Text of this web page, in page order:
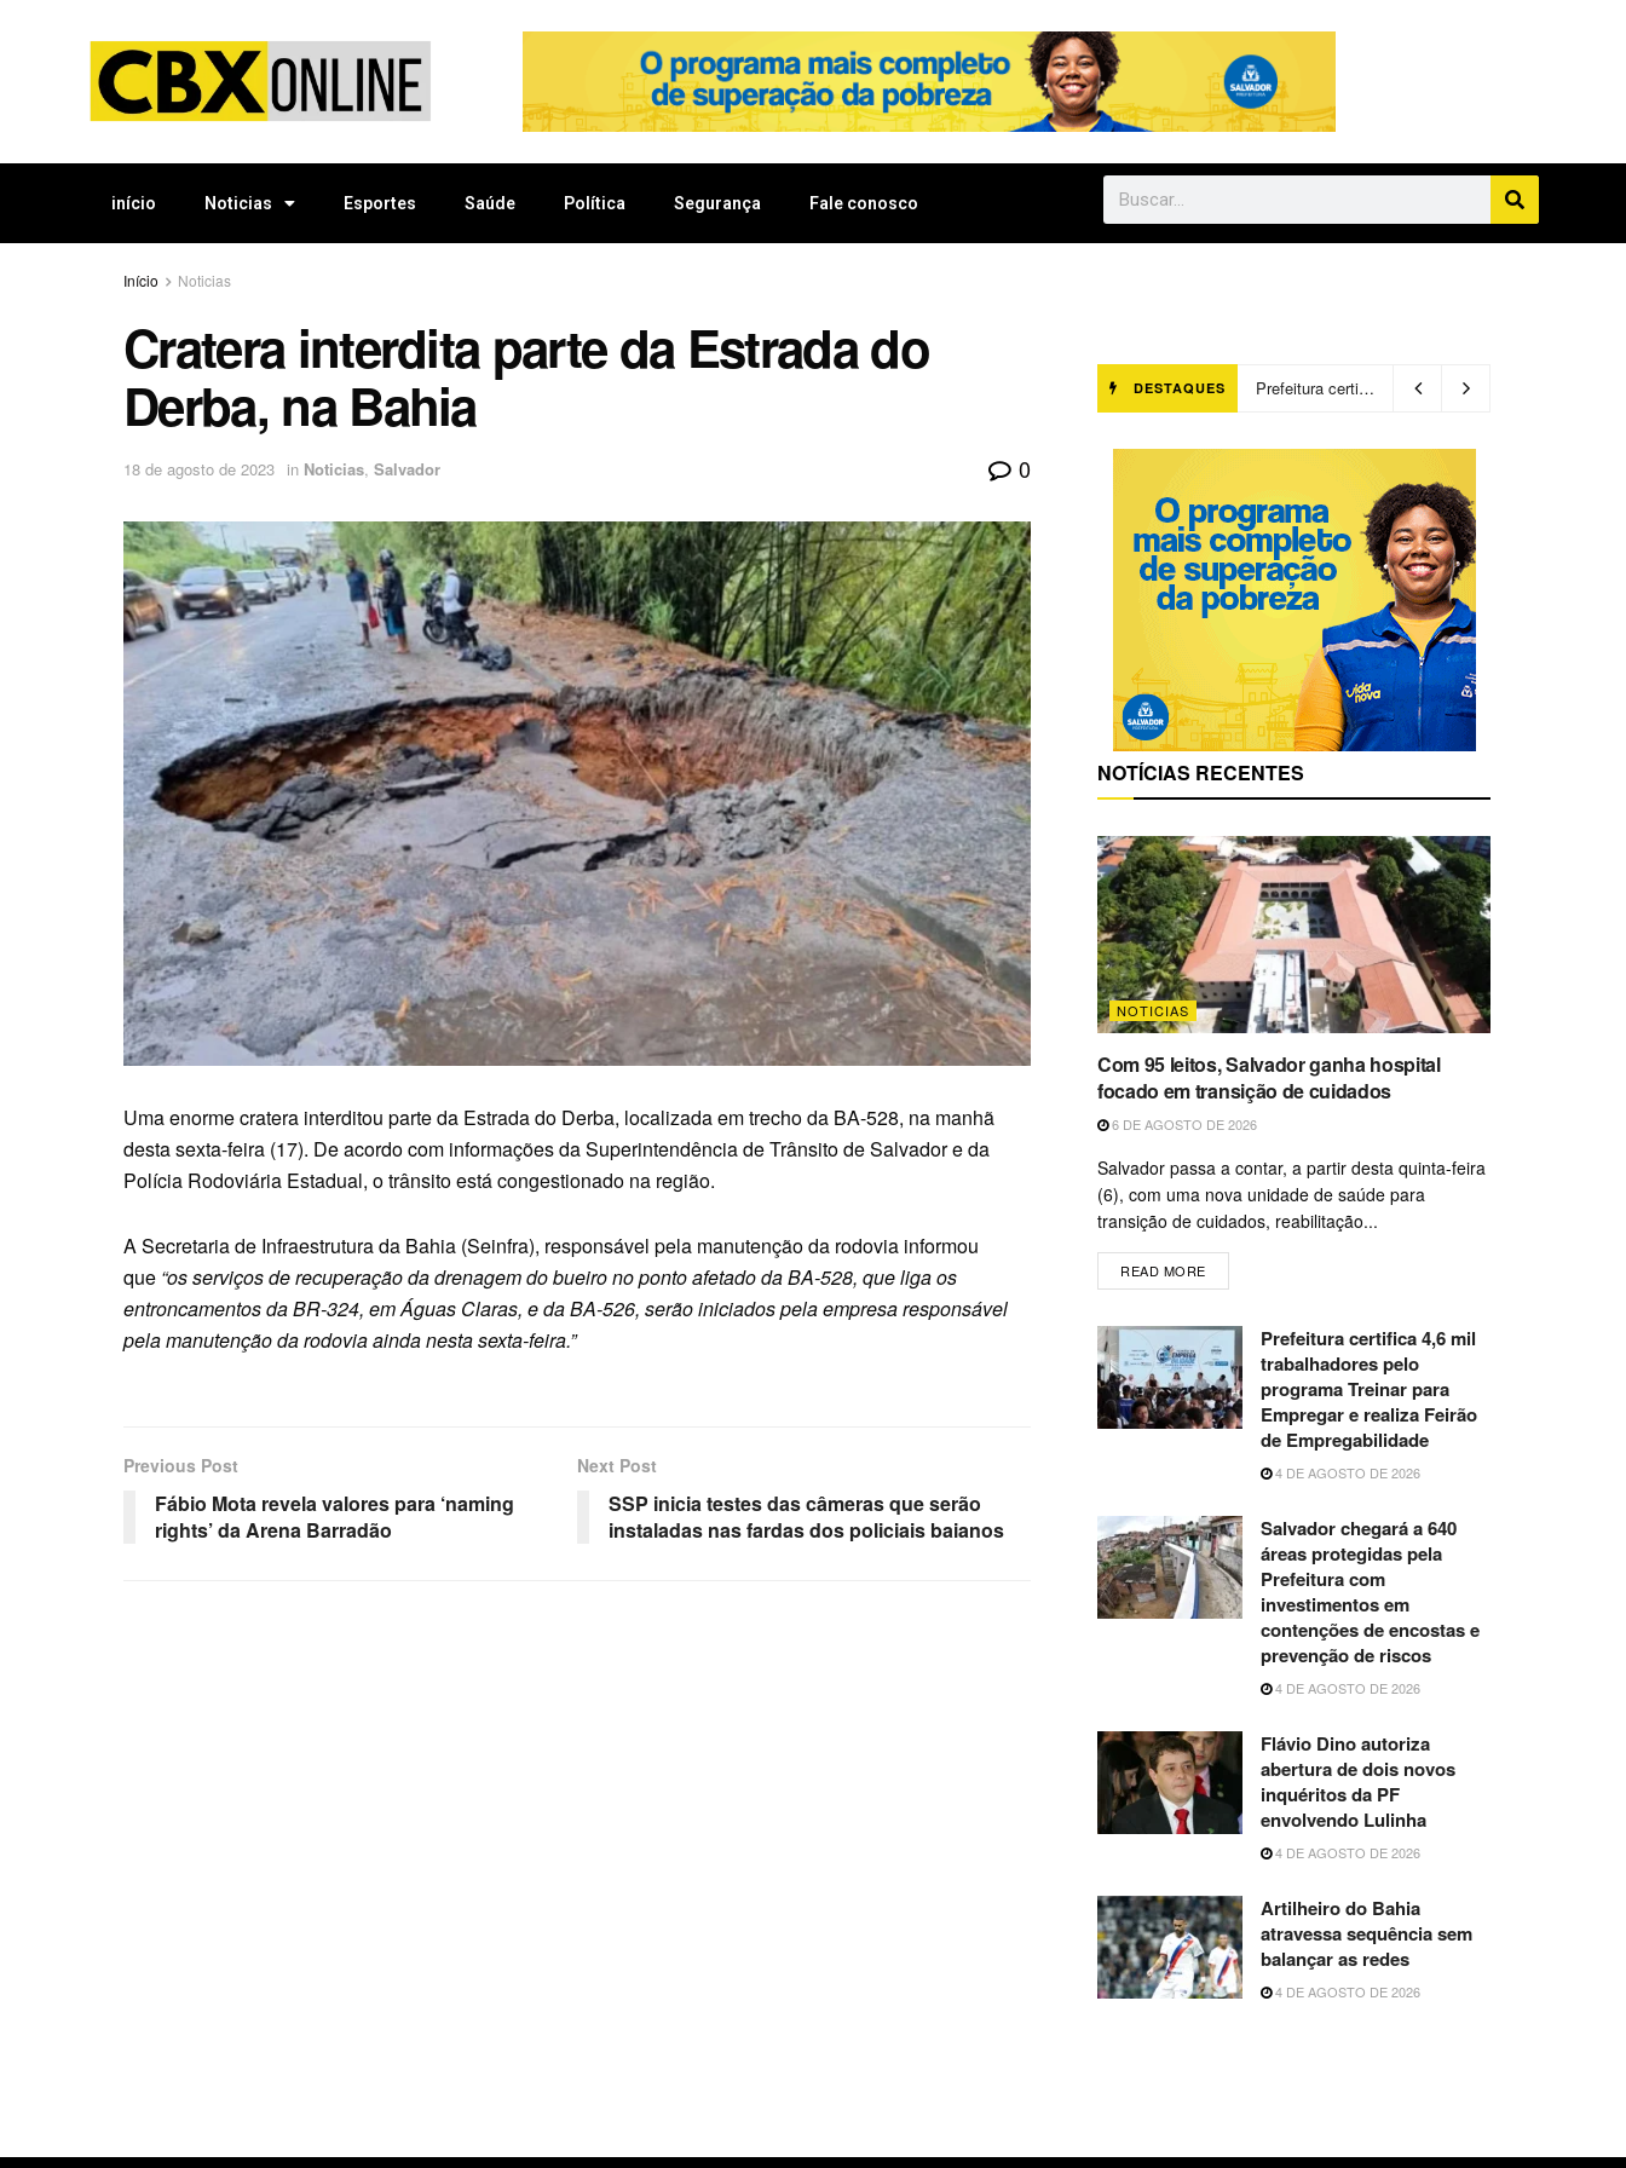
início Noticias Esportes Saúde Política Segurança Fale conosco
Início Noticias
Cratera interdita parte da Estrada do
Derba, na Bahia
18 de agosto de 2023 in Noticias, Salvador 0
Uma enorme cratera interditou parte da Estrada do Derba, localizada em trecho da BA-528, na manhã
desta sexta-feira (17). De acordo com informações da Superintendência de Trânsito de Salvador e da
Polícia Rodoviária Estadual, o trânsito está congestionado na região.
A Secretaria de Infraestrutura da Bahia (Seinfra), responsável pela manutenção da rodovia informou
que “os serviços de recuperação da drenagem do bueiro no ponto afetado da BA-528, que liga os
entroncamentos da BR-324, em Águas Claras, e da BA-526, serão iniciados pela empresa responsável
pela manutenção da rodovia ainda nesta sexta-feira.”
Previous Post
Fábio Mota revela valores para ‘naming
rights’ da Arena Barradão
Next Post
SSP inicia testes das câmeras que serão
instaladas nas fardas dos policiais baianos
DESTAQUES Prefeitura certifica 4,6 mil trabalhadores pelo programa Treinar para Empregar e realiza Feirão de Empregabilidade
NOTÍCIAS RECENTES
NOTICIAS
Com 95 leitos, Salvador ganha hospital
focado em transição de cuidados
6 DE AGOSTO DE 2026
Salvador passa a contar, a partir desta quinta-feira
(6), com uma nova unidade de saúde para
transição de cuidados, reabilitação...
READ MORE
Prefeitura certifica 4,6 mil
trabalhadores pelo
programa Treinar para
Empregar e realiza Feirão
de Empregabilidade
4 DE AGOSTO DE 2026
Salvador chegará a 640
áreas protegidas pela
Prefeitura com
investimentos em
contenções de encostas e
prevenção de riscos
4 DE AGOSTO DE 2026
Flávio Dino autoriza
abertura de dois novos
inquéritos da PF
envolvendo Lulinha
4 DE AGOSTO DE 2026
Artilheiro do Bahia
atravessa sequência sem
balançar as redes
4 DE AGOSTO DE 2026